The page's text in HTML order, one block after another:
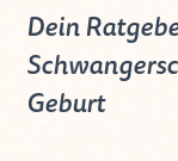
Dein
Geburt